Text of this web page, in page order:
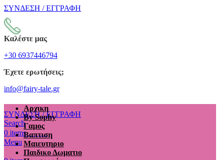
ΣΥΝΔΕΣΗ / ΕΓΓΡΑΦΗ
Καλέστε μας
+30 6937446794
Έχετε ερωτήσεις;
info@fairy-tale.gr
ΣΥΝΔΕΣΗ / ΕΓΓΡΑΦΗ
Search
0 items €0.00
Menu
Αρχικη
By Sophy
Γαμος
Βαπτιση
Μαιευτηριο
Παιδικο Δωματιο